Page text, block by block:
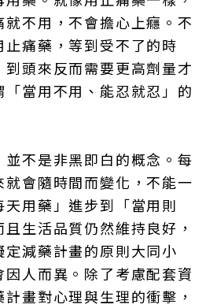
不用，不會擔心上癮。不
痛藥，等到受不了的時
頭來反而需要更高劑量才
當用不用、能忍就忍」的
不是非黑即白的概念。每
會隨時間而變化，不能一
用藥」進步到「當用則
生活品質仍然維持良好，
減藥計畫的原則大同小
人而異。除了考慮配套資
畫對心理與生理的衝擊，